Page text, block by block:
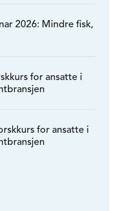
2026: Mindre fisk,
for ansatte i
for ansatte i